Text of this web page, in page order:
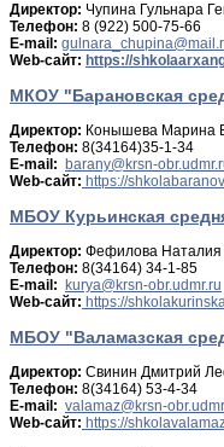
Директор: Чупина Гульнара
Телефон: 8 (922) 500-75-66
E-mail:
Web-сайт: https://
МКОУ "Барановская
Директор: Конышева Марина
Телефон: 8(34164)35-1-34
E-mail:
Web-сайт: https://
МБОУ Курьинская
Директор: Фефилова Наталия
Телефон: 8(34164) 34-1-85
E-mail:
Web-сайт: https://
МБОУ "Валамазская
Директор: Свинин Дмитрий
Телефон: 8(34164) 53-4-34
E-mail:
Web-сайт: https://